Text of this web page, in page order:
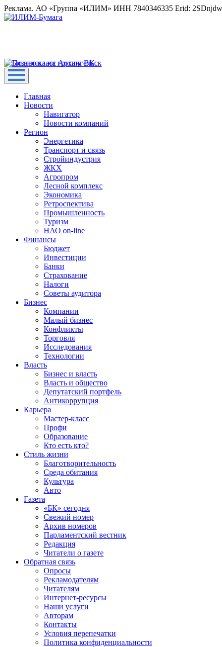
Реклама. АО «Группа «ИЛИМ» ИНН 7840346335 Erid:
Главная
Новости
Навигатор
Новости компаний
Регион
Энергетика
Транспорт и связь
Стройиндустрия
ЖКХ
Агропром
Лесной комплекс
Экономика
Ретроспектива
Промышленность
Туризм
НАО on-line
Финансы
Бюджет
Инвестиции
Банки
Страхование
Налоги
Советы аудитора
Бизнес
Компании
Малый бизнес
Конфликты
Торговля
Исследования
Технологии
Власть
Бизнес и власть
Власть и общество
Депутатский портфель
Антикоррупция
Карьера
Мастер-класс
Профи
Образование
Кто есть кто?
Стиль жизни
Благотворительность
Среда обитания
Культура
Авто
Газета
«БК» сегодня
Свежий номер
Архив номеров
Парламентский вестник
Редакция
Читатели о газете
Обратная связь
Опросы
Рекламодателям
Читателям
Интернет-ресурсы
Наши услуги
Авторам
Контакты
Условия перепечатки
Политика конфиденциальности